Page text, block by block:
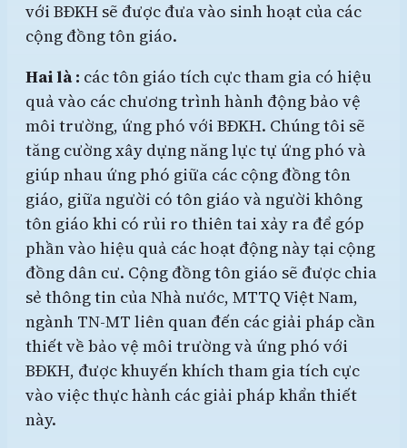
với BĐKH sẽ được đưa vào sinh hoạt của các
cộng đồng tôn giáo.
Hai là : các tôn giáo tích cực tham gia có hiệu
quả vào các chương trình hành động bảo vệ
môi trường, ứng phó với BĐKH. Chúng tôi sẽ
tăng cường xây dựng năng lực tự ứng phó và
giúp nhau ứng phó giữa các cộng đồng tôn
giáo, giữa người có tôn giáo và người không
tôn giáo khi có rủi ro thiên tai xảy ra để góp
phần vào hiệu quả các hoạt động này tại cộng
đồng dân cư. Cộng đồng tôn giáo sẽ được chia
sẻ thông tin của Nhà nước, MTTQ Việt Nam,
ngành TN-MT liên quan đến các giải pháp cần
thiết về bảo vệ môi trường và ứng phó với
BĐKH, được khuyến khích tham gia tích cực
vào việc thực hành các giải pháp khẩn thiết
này.